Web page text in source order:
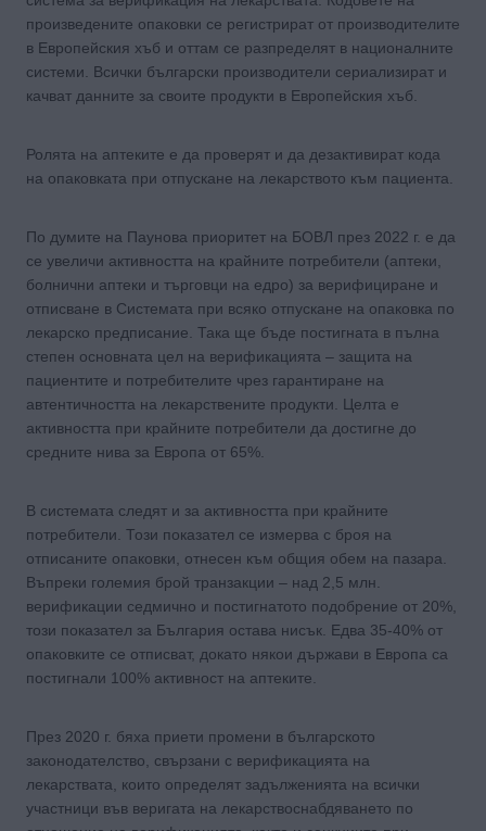
произведените опаковки се регистрират от производителите
в Европейския хъб и оттам се разпределят в националните
системи. Всички български производители сериализират и
качват данните за своите продукти в Европейския хъб.
Ролята на аптеките е да проверят и да дезактивират кода
на опаковката при отпускане на лекарството към пациента.
По думите на Паунова приоритет на БОВЛ през 2022 г. е да
се увеличи активността на крайните потребители (аптеки,
болнични аптеки и търговци на едро) за верифициране и
отписване в Системата при всяко отпускане на опаковка по
лекарско предписание. Така ще бъде постигната в пълна
степен основната цел на верификацията – защита на
пациентите и потребителите чрез гарантиране на
автентичността на лекарствените продукти. Целта е
активността при крайните потребители да достигне до
средните нива за Европа от 65%.
В системата следят и за активността при крайните
потребители. Този показател се измерва с броя на
отписаните опаковки, отнесен към общия обем на пазара.
Въпреки големия брой транзакции – над 2,5 млн.
верификации седмично и постигнатото подобрение от 20%,
този показател за България остава нисък. Едва 35-40% от
опаковките се отписват, докато някои държави в Европа са
постигнали 100% активност на аптеките.
През 2020 г. бяха приети промени в българското
законодателство, свързани с верификацията на
лекарствата, които определят задълженията на всички
участници във веригата на лекарствоснабдяването по